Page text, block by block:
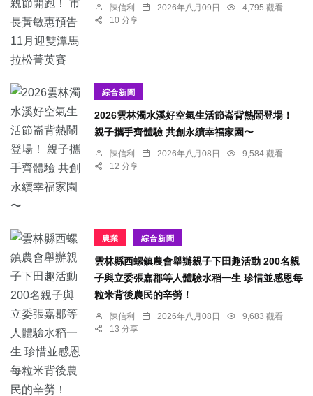
陳信利 2026年八月09日
4,795 觀看
10 分享
綜合新聞
2026雲林濁水溪好空氣生活節崙背熱鬧登場！
親子攜手齊體驗 共創永續幸福家園〜
陳信利 2026年八月08日
9,584 觀看
12 分享
農業 綜合新聞
雲林縣西螺鎮農會舉辦親子下田趣活動 200名親
子與立委張嘉郡等人體驗水稻一生 珍惜並感恩每
粒米背後農民的辛勞！
陳信利 2026年八月08日
9,683 觀看
13 分享